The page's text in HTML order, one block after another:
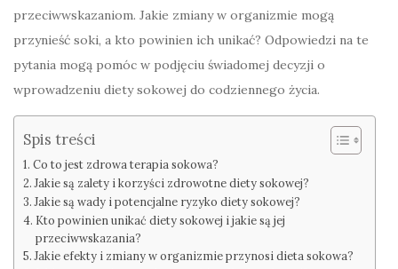
przeciwwskazaniom. Jakie zmiany w organizmie mogą
przynieść soki, a kto powinien ich unikać? Odpowiedzi na te
pytania mogą pomóc w podjęciu świadomej decyzji o
wprowadzeniu diety sokowej do codziennego życia.
Spis treści
Co to jest zdrowa terapia sokowa?
Jakie są zalety i korzyści zdrowotne diety sokowej?
Jakie są wady i potencjalne ryzyko diety sokowej?
Kto powinien unikać diety sokowej i jakie są jej
przeciwwskazania?
Jakie efekty i zmiany w organizmie przynosi dieta sokowa?